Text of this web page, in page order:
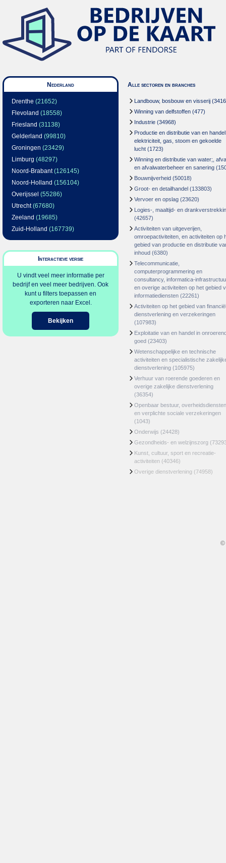
Nederland
Drenthe (21652)
Flevoland (18558)
Friesland (31138)
Gelderland (99810)
Groningen (23429)
Limburg (48297)
Noord-Brabant(126145)
Noord-Holland (156104)
Overijssel (55286)
Utrecht(67680)
Zeeland (19685)
Zuid-Holland (167739)
Interactieve versie
U vindt veel meer informatie per
bedrijf en veel meer bedrijven. Ook
kunt u filters toepassen en
exporteren naar Excel.
Bekijken
Alle sectoren en branches
Landbouw, bosbouw en visserij
Winning van delfstoffen (477)
Industrie (34968)
Productie en distributie van en
elektriciteit, gas, stoom en gekoelde
lucht (1723)
Winning en distributie van water;,
en afvalwaterbeheer en sanering
Bouwnijverheid (50018)
Groot- en detailhandel (133803)
Vervoer en opslag (23620)
Logies-, maaltijd- en
(42657)
Activiteiten van uitgeverijen,
omroepactiviteiten, en activiteiten op
gebied van productie en distributie
inhoud (6380)
Telecommunicatie,
computerprogrammering en
consultancy, informatica-
en overige activiteiten op het gebied
informatiediensten (22261)
Activiteiten op het gebied van
dienstverlening en verzekeringen
(107983)
Exploitatie van en handel in
goed (23403)
Wetenschappelijke en technische
activiteiten en specialistische
dienstverlening (105975)
Verhuur van roerende goederen en
overige zakelijke dienstverlening
(36354)
Openbaar bestuur, overheidsdiensten
en verplichte sociale verzekeringen
(1043)
Onderwijs (24428)
Gezondheids- en welzijnszorg
Kunst, cultuur, sport en recreatie-
activiteiten (40346)
Overige dienstverlening (74958)
©